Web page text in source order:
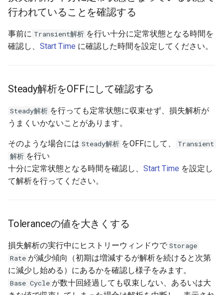
ボトムスキップ制御
オペアンプ
バンドパスフィルタ
行われていることを確認する
事前に Transient解析 を行い十分に定常状態となる時間を
確認し、 Start Time に確認した時間を設定してください。
Steady解析をOFFにして確認する
Steady解析 を行っても定常状態に収束せず、損失解析が
うまくいかないことがあります。
そのような場合には Steady解析 をOFFにして、
Transient
解析 を行い
十分に定常状態となる時間を確認し、 Start Time を設定し
て解析を行ってください。
Toleranceの値を大きくする
損失解析の実行中にヒストリーウィンドウで Storage
Rate が減少傾向（初期は増減するが解析を続けると次第
に減少し始める）にあるかを確認し様子をみます。
Base Cycle が数十回経過しても収束しない、あるいは大